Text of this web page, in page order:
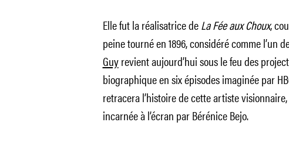
Elle fut la réalisatrice deLa Fée aux Choux,
peine tourné en 1896, considéré comme l’un
Guyrevient aujourd’hui sous le feu des
biographique en six épisodes imaginée par
retracera l’histoire de cette artiste
incarnée à l’écran par Bérénice Bejo.